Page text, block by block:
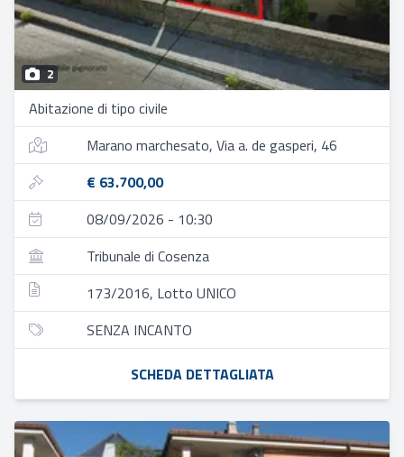
2
Abitazione di tipo civile
Marano marchesato, Via a. de gasperi, 46
€ 63.700,00
08/09/2026 - 10:30
Tribunale di Cosenza
173/2016, Lotto UNICO
SENZA INCANTO
SCHEDA DETTAGLIATA